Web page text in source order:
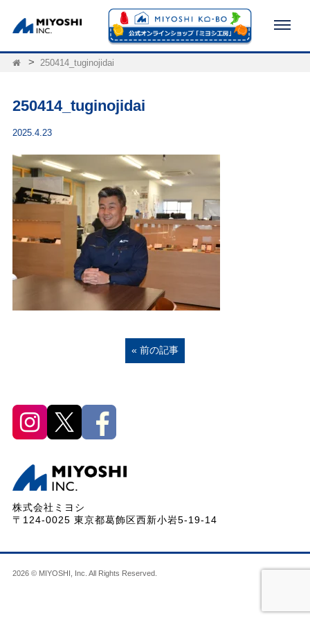
250414_tuginojidai
250414_tuginojidai
2025.4.23
« 前の記事
株式会社ミヨシ
〒124-0025 東京都葛飾区西新小岩5-19-14
2026 © MIYOSHI, Inc. All Rights Reserved.